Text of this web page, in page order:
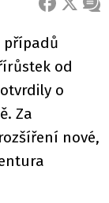
FACEBOOK
X
případů
od
o
Za
nové,